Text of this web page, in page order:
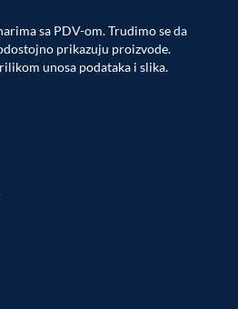
sa PDV-om. Trudimo se da
prikazuju proizvode.
unosa podataka i slika.